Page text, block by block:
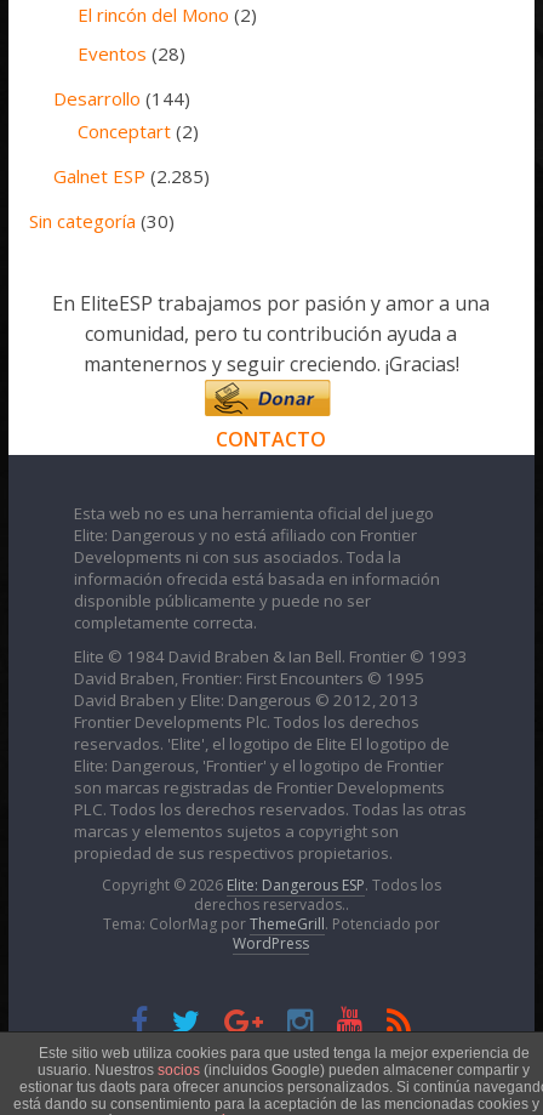
El rincón del Mono (2)
Eventos (28)
Desarrollo (144)
Conceptart (2)
Galnet ESP (2.285)
Sin categoría (30)
En EliteESP trabajamos por pasión y amor a una
comunidad, pero tu contribución ayuda a
mantenernos y seguir creciendo. ¡Gracias!
CONTACTO
Esta web no es una herramienta oficial del juego
Elite: Dangerous y no está afiliado con Frontier
Developments ni con sus asociados. Toda la
información ofrecida está basada en información
disponible públicamente y puede no ser
completamente correcta.
Elite © 1984 David Braben & Ian Bell. Frontier © 1993
David Braben, Frontier: First Encounters © 1995
David Braben y Elite: Dangerous © 2012, 2013
Frontier Developments Plc. Todos los derechos
reservados. 'Elite', el logotipo de Elite El logotipo de
Elite: Dangerous, 'Frontier' y el logotipo de Frontier
son marcas registradas de Frontier Developments
PLC. Todos los derechos reservados. Todas las otras
marcas y elementos sujetos a copyright son
propiedad de sus respectivos propietarios.
Copyright © 2026 Elite: Dangerous ESP. Todos los
derechos reservados..
Tema: ColorMag porThemeGrill. Potenciado por
WordPress
Esta obra está bajo unaLicencia Creative Commons
Este sitio web utiliza cookies para que usted tenga la mejor experiencia de
usuario. Nuestros socios (incluidos Google) pueden almacener compartir y
estionar tus daots para ofrecer anuncios personalizados. Si continúa
está dando su consentimiento para la aceptación de las mencionadas cookies y